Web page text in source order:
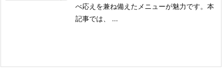
べ応えを兼ね備えたメニューが魅力です。 本
記事では、 ...